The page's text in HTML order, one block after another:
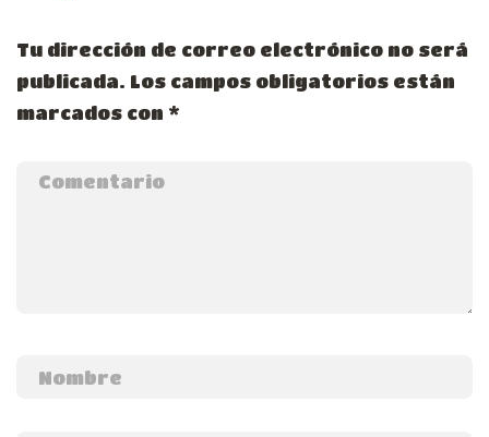
Tu dirección de correo electrónico no será
publicada. Los campos obligatorios están
marcados con *